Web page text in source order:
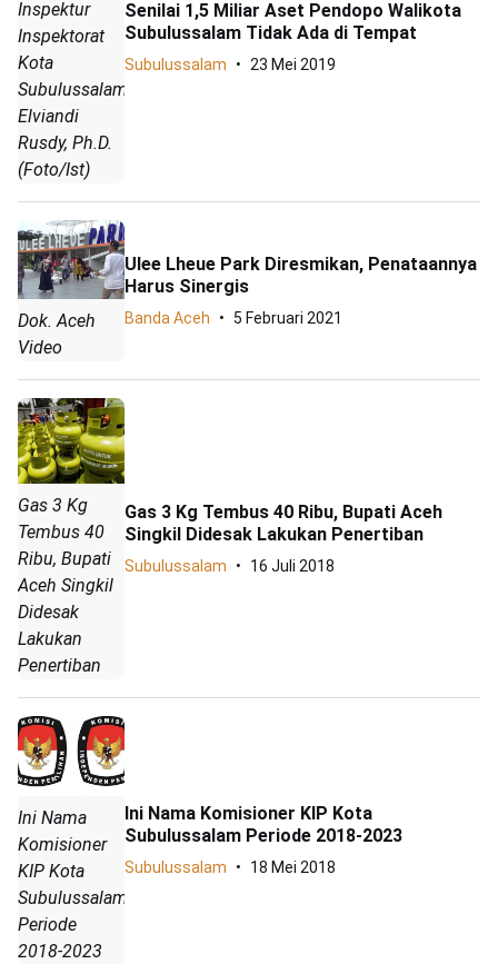
Inspektur
Inspektorat
Kota
Subulussalam,
Elviandi
Rusdy, Ph.D.
(Foto/Ist)
Senilai 1,5 Miliar Aset Pendopo Walikota
Subulussalam Tidak Ada di Tempat
Subulussalam 23 Mei 2019
Dok. Aceh
Video
Ulee Lheue Park Diresmikan, Penataannya
Harus Sinergis
Banda Aceh 5 Februari 2021
Gas 3 Kg
Tembus 40
Ribu, Bupati
Aceh Singkil
Didesak
Lakukan
Penertiban
Gas 3 Kg Tembus 40 Ribu, Bupati Aceh
Singkil Didesak Lakukan Penertiban
Subulussalam 16 Juli 2018
Ini Nama
Komisioner
KIP Kota
Subulussalam
Periode
2018-2023
Ini Nama Komisioner KIP Kota
Subulussalam Periode 2018-2023
Subulussalam 18 Mei 2018